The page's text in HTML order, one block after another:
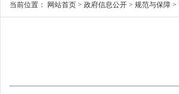
当前位置： 网站首页 > 政府信息公开 > 规范与保障 >